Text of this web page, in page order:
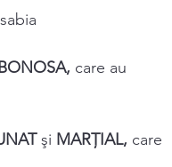
BONOSA, care au
şi MARŢIAL, care